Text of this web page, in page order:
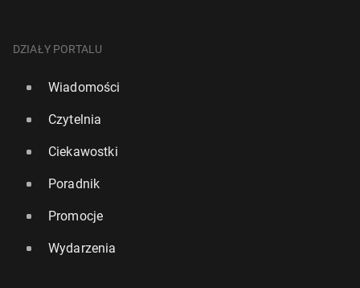
DZIAŁY PORTALU
Wiadomości
Czytelnia
Ciekawostki
Poradnik
Promocje
Wydarzenia